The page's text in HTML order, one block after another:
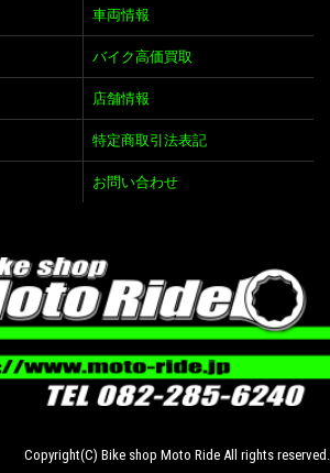
車両情報
バイク高価買取
店舗情報
特定商取引法表記
お問い合わせ
Copyright(C) Bike shop Moto Ride All rights reserved.